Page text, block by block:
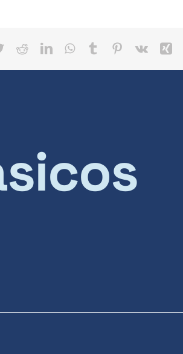
TwitterRedditLinkedInWhatsApp
TumblrPinterest
Vk